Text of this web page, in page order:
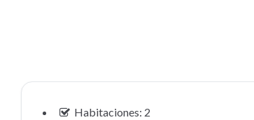
Habitaciones: 2